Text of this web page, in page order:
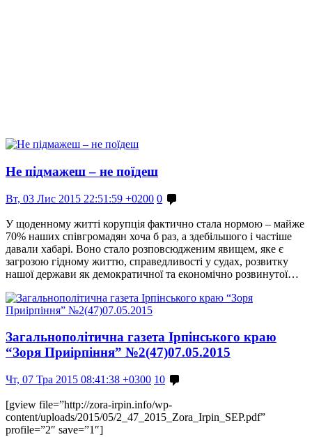
Не підмажеш – не поїдеш
Вт, 03 Лис 2015 22:51:59 +0200 0
У щоденному житті корупція фактично стала нормою – майже
70% наших співгромадян хоча б раз, а здебільшого і частіше
давали хабарі. Воно стало розповсюдженим явищем, яке є
загрозою гідному життю, справедливості у судах, розвитку
нашої держави як демократичної та економічно розвинутої…
Загальнополітична газета Ірпінського краю
“Зоря Приірпіння” №2(47)07.05.2015
Чт, 07 Тра 2015 08:41:38 +0300 10
[gview file=”http://zora-irpin.info/wp-
content/uploads/2015/05/2_47_2015_Zora_Irpin_SEP.pdf”
profile=”2″ save=”1″]